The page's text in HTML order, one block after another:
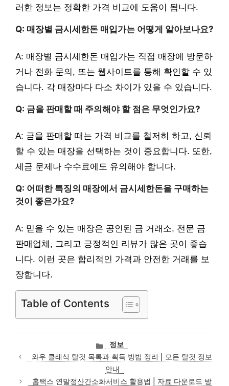
러한 정보는 정확한 가격 비교에 도움이 됩니다.
Q: 매장별 금시세한돈 매입가는 어떻게 알아보나요?
A: 매장별 금시세한돈 매입가는 직접 매장에 방문하
거나 전화 문의, 또는 웹사이트를 통해 확인할 수 있
습니다. 각 매장마다 다소 차이가 있을 수 있습니다.
Q: 금을 판매할 때 주의해야 할 점은 무엇인가요?
A: 금을 판매할 때는 가격 비교를 철저히 하고, 신뢰
할 수 있는 매장을 선택하는 것이 중요합니다. 또한,
세금 문제나 수수료에도 유의해야 합니다.
Q: 어떠한 특징의 매장에서 금시세한돈을 구매하는
것이 좋은가요?
A: 믿을 수 있는 매장은 공인된 금 거래소, 전문 금
판매업체, 그리고 긍정적인 리뷰가 많은 곳이 좋습
니다. 이런 곳은 합리적인 가격과 안전한 거래를 보
장합니다.
Table of Contents
카
테
고
리
정보
와우 클래식 탈것 목록과 획득 방법 정리 | 모든 탈것 정보
안내
홈택스 연말정산간소화서비스 활용법 | 자료 다운로드 방